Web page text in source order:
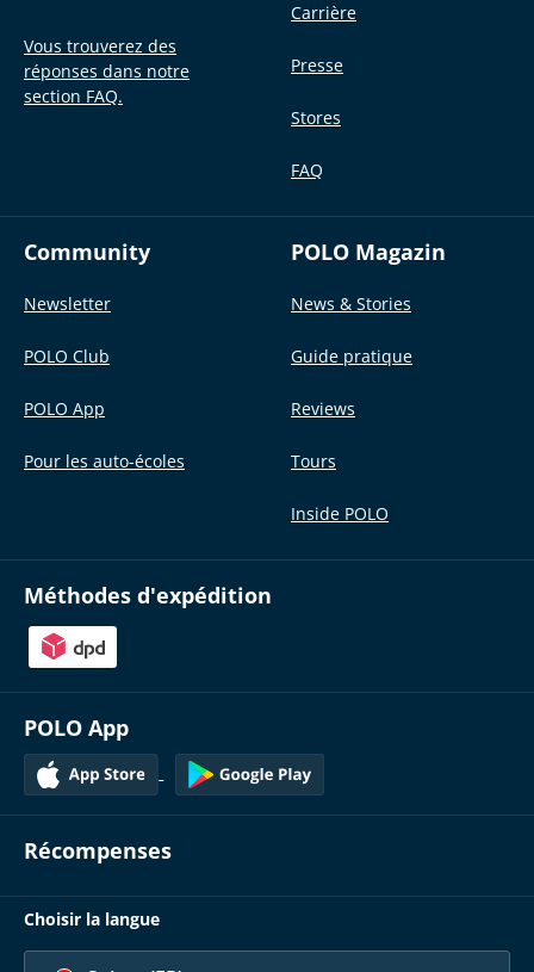
Vous trouverez des
réponses dans notre
section FAQ.
Carrière
Presse
Stores
FAQ
Community
Newsletter
POLO Club
POLO App
Pour les auto-écoles
POLO Magazin
News & Stories
Guide pratique
Reviews
Tours
Inside POLO
Méthodes d'expédition
POLO App
Récompenses
Choisir la langue